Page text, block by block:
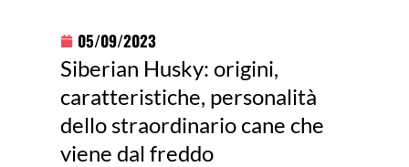
05/09/2023
Siberian Husky: origini,
caratteristiche, personalità
dello straordinario cane che
viene dal freddo